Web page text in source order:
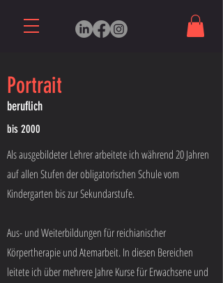
Portrait
beruflich
bis 2000
Als ausgebildeter Lehrer arbeitete ich während 20 Jahren
auf allen Stufen der obligatorischen Schule vom
Kindergarten bis zur Sekundarstufe.
Aus- und Weiterbildungen für reichianischer
Körpertherapie und Atemarbeit. In diesen Bereichen
leitete ich über mehrere Jahre Kurse für Erwachsene und